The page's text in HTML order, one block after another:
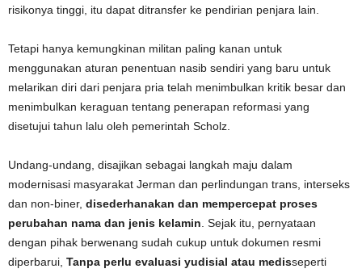
risikonya tinggi, itu dapat ditransfer ke pendirian penjara lain.
Tetapi hanya kemungkinan militan paling kanan untuk
menggunakan aturan penentuan nasib sendiri yang baru untuk
melarikan diri dari penjara pria telah menimbulkan kritik besar dan
menimbulkan keraguan tentang penerapan reformasi yang
disetujui tahun lalu oleh pemerintah Scholz.
Undang-undang, disajikan sebagai langkah maju dalam
modernisasi masyarakat Jerman dan perlindungan trans, interseks
dan non-biner, disederhanakan dan mempercepat proses
perubahan nama dan jenis kelamin . Sejak itu, pernyataan
dengan pihak berwenang sudah cukup untuk dokumen resmi
diperbarui, Tanpa perlu evaluasi yudisial atau medisseperti